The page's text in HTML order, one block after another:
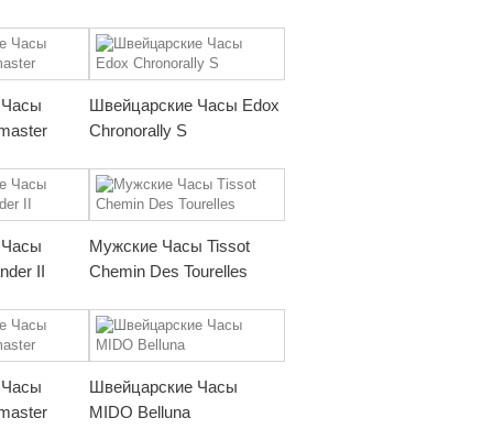
Швейцарские Часы Edox
Chronorally S
II
Мужские Часы Tissot
Chemin Des Tourelles
Швейцарские Часы
MIDO Belluna